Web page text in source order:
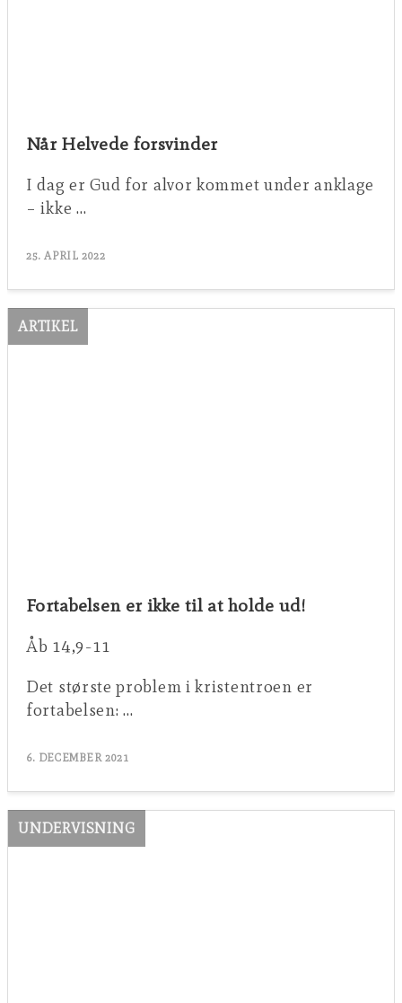
Når Helvede forsvinder
I dag er Gud for alvor kommet under anklage
– ikke …
25. APRIL 2022
ARTIKEL
Fortabelsen er ikke til at holde ud!
Åb 14,9-11
Det største problem i kristentroen er
fortabelsen: …
6. DECEMBER 2021
UNDERVISNING